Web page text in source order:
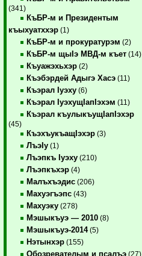
(341)
КъБР-м и Президентым
къыхуатххэр (1)
КъБР-м и прокуратурэм (2)
КъБР-м щыIэ МВД-м къет (14)
Къуажэхьхэр (2)
Къэбэрдей Адыгэ Хасэ (11)
Къэрал Iуэху (6)
Къэрал IуэхущIапIэхэм (11)
Къэрал къулыкъущIапIэхэр
(45)
КъэхъукъащIэхэр (3)
ЛъэIу (1)
Лъэпкъ Iуэху (210)
Лъэпкъхэр (4)
Малъхъэдис (206)
Махуэгъэпс (43)
Махуэку (278)
Мэшыкъуэ — 2010 (8)
Мэшыкъуэ-2014(5)
Нэтынхэр (155)
Обозревателым и псалъэ (27)